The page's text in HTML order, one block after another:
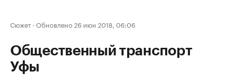
Сюжет · Обновлено 26 июн 2018, 06:06
Общественный транспорт
Уфы